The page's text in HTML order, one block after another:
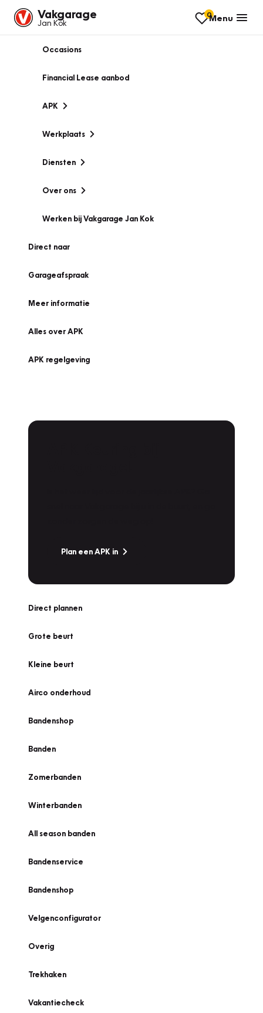
Vakgarage
Jan Kok
0Menu
Occasions
Financial Lease aanbod
APK
Werkplaats
Diensten
Over ons
Werken bij Vakgarage Jan Kok
Direct naar
Garageafspraak
Meer informatie
Alles over APK
APK regelgeving
Plan een APK in
Direct plannen
Grote beurt
Kleine beurt
Airco onderhoud
Bandenshop
Banden
Zomerbanden
Winterbanden
All season banden
Bandenservice
Bandenshop
Velgenconfigurator
Overig
Trekhaken
Vakantiecheck